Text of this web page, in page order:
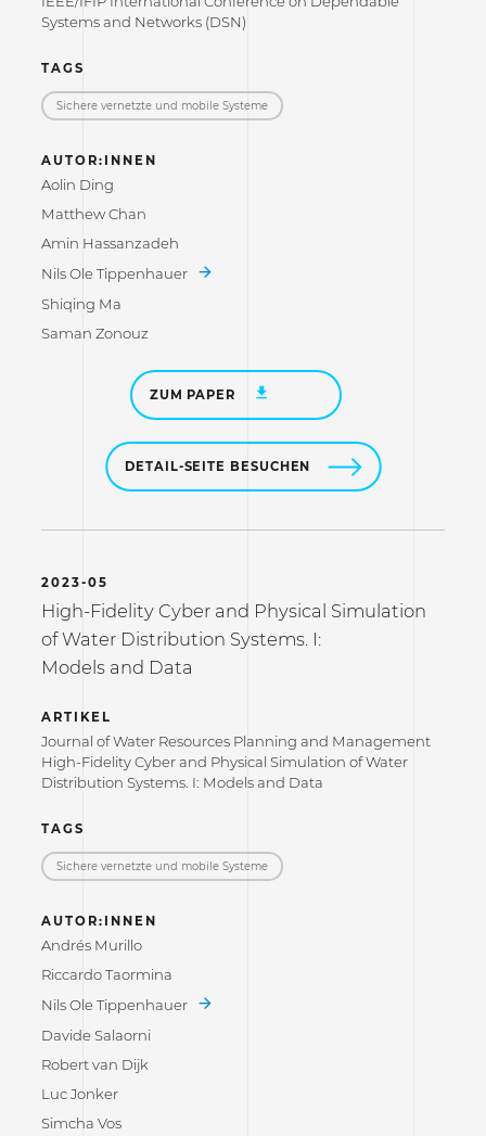
Systems and Networks (DSN)
TAGS
Sichere vernetzte und mobile Systeme
AUTOR:INNEN
Aolin Ding
Matthew Chan
Amin Hassanzadeh
Nils Ole Tippenhauer
Shiqing Ma
Saman Zonouz
ZUM PAPER
DETAIL-SEITE BESUCHEN
2023-05
High-Fidelity Cyber and Physical Simulation
of Water Distribution Systems. I:
Models and Data
ARTIKEL
Journal of Water Resources Planning and Management
High-Fidelity Cyber and Physical Simulation of Water
Distribution Systems. I: Models and Data
TAGS
Sichere vernetzte und mobile Systeme
AUTOR:INNEN
Andrés Murillo
Riccardo Taormina
Nils Ole Tippenhauer
Davide Salaorni
Robert van Dijk
Luc Jonker
Simcha Vos